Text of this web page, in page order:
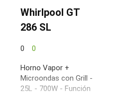
Whirlpool GT
286 SL
0 0
Horno Vapor +
Microondas con Grill -
25L - 700W - Función